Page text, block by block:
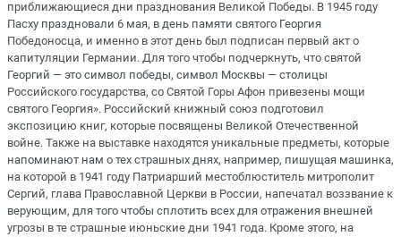
приближающиеся дни празднования Великой Победы. В 1945 году
Пасху праздновали 6 мая, в день памяти святого Георгия
Победоносца, и именно в этот день был подписан первый акт о
капитуляции Германии. Для того чтобы подчеркнуть, что святой
Георгий — это символ победы, символ Москвы — столицы
Российского государства, со Святой Горы Афон привезены мощи
святого Георгия». Российский книжный союз подготовил
экспозицию книг, которые посвящены Великой Отечественной
войне. Также на выставке находятся уникальные предметы, которые
напоминают нам о тех страшных днях, например, пишущая машинка,
на которой в 1941 году Патриарший местоблюститель митрополит
Сергий, глава Православной Церкви в России, напечатал воззвание к
верующим, для того чтобы сплотить всех для отражения внешней
угрозы в те страшные июньские дни 1941 года. Кроме этого, на